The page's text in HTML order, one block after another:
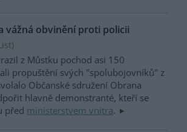
vážná obvinění proti policii
z Můstku pochod asi 150
propuštění svých "spolubojovníků" z
Občanské sdružení Obrana
hlavně demonstranté, kteří se
před ministerstvem vnitra.